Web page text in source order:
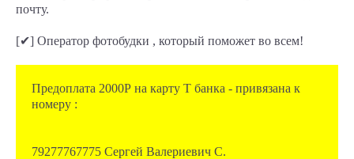
почту.
[✔] Оператор фотобудки , который поможет во всем!
Предоплата 2000Р на карту Т банка - привязана к
номеру :
79277767775 Сергей Валериевич С.